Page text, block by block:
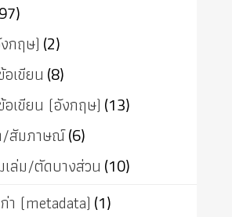
กฤษ) (2)
เขียน (8)
เขียน (อังกฤษ) (13)
สัมภาษณ์(6)
เล่ม/ตัดบางส่วน (10)
า (metadata) (1)